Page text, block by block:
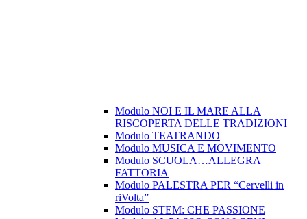
Modulo NOI E IL MARE ALLA
RISCOPERTA DELLE TRADIZIONI
Modulo TEATRANDO
Modulo MUSICA E MOVIMENTO
Modulo SCUOLA…ALLEGRA
FATTORIA
Modulo PALESTRA PER “Cervelli in
riVolta”
Modulo STEM: CHE PASSIONE